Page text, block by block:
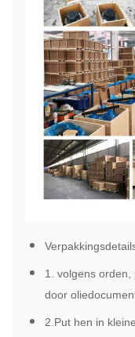
1. volgens
door
2.Put hen in